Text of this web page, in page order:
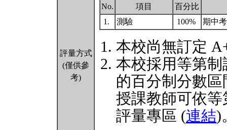
評量方式
(僅供參
考)
No. 項目
百分比
1.
測驗 100% 期中
本校尚無訂定
本校採用等第
的百分制分數
授課教師可依
評量專區 (連結)